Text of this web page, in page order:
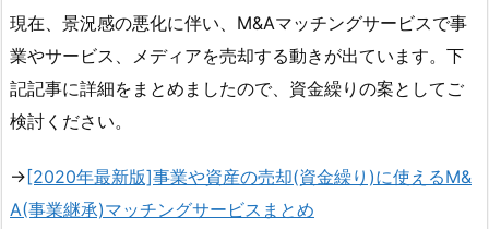
現在、景況感の悪化に伴い、M&Aマッチングサービスで事
業やサービス、メディアを売却する動きが出ています。下
記記事に詳細をまとめましたので、資金繰りの案としてご
検討ください。
→[2020年最新版]事業や資産の売却(資金繰り)に使えるM&
A(事業継承)マッチングサービスまとめ